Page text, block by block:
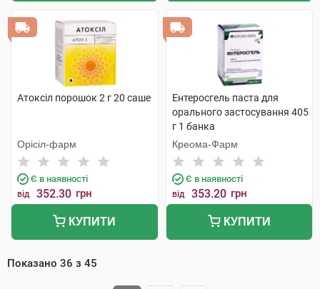
Атоксіл порошок 2 г 20 саше
Орісіл-фарм
Є в наявності
від 352.30 грн
КУПИТИ
Ентеросгель паста для
орального застосування 405
г 1 банка
Креома-Фарм
Є в наявності
від 353.20 грн
КУПИТИ
Показано 36 з 45